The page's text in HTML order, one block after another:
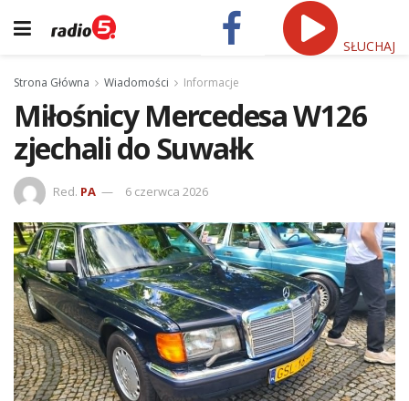
SŁUCHAJ
Strona Główna Wiadomości Informacje
Miłośnicy Mercedesa W126
zjechali do Suwałk
Red. PA 6 czerwca 2026